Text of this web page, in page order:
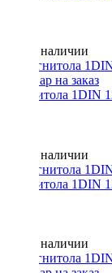
Нет в наличии
Магнитола 1DIN
Нет в наличии
Магнитола 1DIN
Нет в наличии